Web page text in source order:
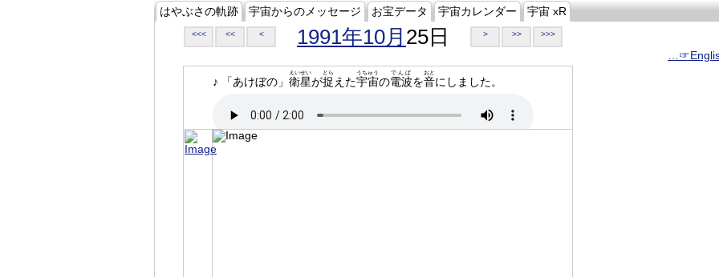
はやぶさの軌跡 宇宙からのメッセージ お宝データ 宇宙カレンダー 宇宙 xR
<<< << < 1991年10月 25日 > >> >>>
♪ 「あけぼの」 衛星
えいせい
が捉
とら
えた宇宙
うちゅう
の電波
でんぱ
を音
おと
にしました。